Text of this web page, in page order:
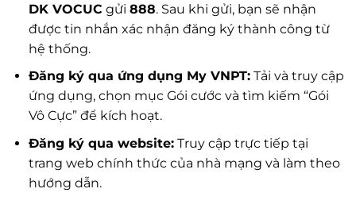
DK VOCUC gửi 888. Sau khi gửi, bạn sẽ nhận
được tin nhắn xác nhận đăng ký thành công từ
hệ thống.
Đăng ký qua ứng dụng My VNPT:Tải và truy cập
ứng dụng, chọn mục Gói cước và tìm kiếm “Gói
Vô Cực” để kích hoạt.
Đăng ký qua website:Truy cập trực tiếp tại
trang web chính thức của nhà mạng và làm theo
hướng dẫn.